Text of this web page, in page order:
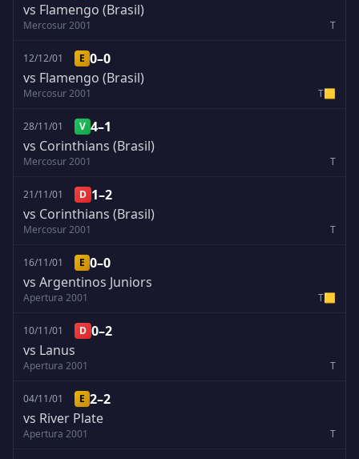
vs Flamengo (Brasil)
Mercosur 2001 T
12/12/01 E 0–0
vs Flamengo (Brasil)
Mercosur 2001 T🟨
28/11/01 V 4–1
vs Corinthians (Brasil)
Mercosur 2001 T
21/11/01 D 1–2
vs Corinthians (Brasil)
Mercosur 2001 T
16/11/01 E 0–0
vs Argentinos Juniors
Apertura 2001 T🟨
10/11/01 D 0–2
vs Lanus
Apertura 2001 T
04/11/01 E 2–2
vs River Plate
Apertura 2001 T